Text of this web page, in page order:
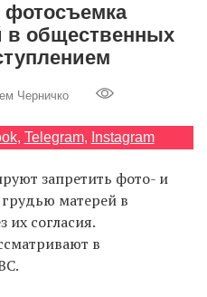
фотосъемка
в общественных
Черничко
, Telegram, Instagram
запретить фото- и
матерей в
их согласия.
в